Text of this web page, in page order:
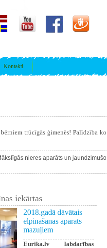
Kontakti
trūcīgās ģimenēs! Palīdzība ko
nieres aparāts un jaundzimušo
iekārtas
2018.gadā dāvātais
elpināšanas aparāts
mazuļiem
Eurika.lv labdarības